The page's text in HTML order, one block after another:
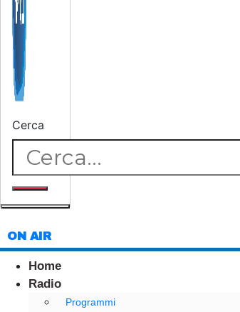
Cerca
ON AIR
Home
Radio
Programmi